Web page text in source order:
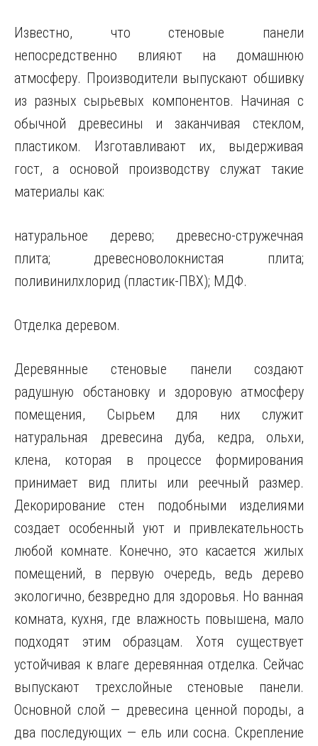
Известно, что стеновые панели
непосредственно влияют на домашнюю
атмосферу. Производители выпускают обшивку
из разных сырьевых компонентов. Начиная с
обычной древесины и заканчивая стеклом,
пластиком. Изготавливают их, выдерживая
гост, а основой производству служат такие
материалы как:
натуральное дерево; древесно-стружечная
плита; древесноволокнистая плита;
поливинилхлорид (пластик-ПВХ); МДФ.
Отделка деревом.
Деревянные стеновые панели создают
радушную обстановку и здоровую атмосферу
помещения, Сырьем для них служит
натуральная древесина дуба, кедра, ольхи,
клена, которая в процессе формирования
принимает вид плиты или реечный размер.
Декорирование стен подобными изделиями
создает особенный уют и привлекательность
любой комнате. Конечно, это касается жилых
помещений, в первую очередь, ведь дерево
экологично, безвредно для здоровья. Но ванная
комната, кухня, где влажность повышена, мало
подходят этим образцам. Хотя существует
устойчивая к влаге деревянная отделка. Сейчас
выпускают трехслойные стеновые панели.
Основной слой — древесина ценной породы, а
два последующих — ель или сосна. Скрепление